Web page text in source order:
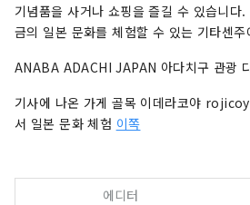
기념품을 사거나 쇼핑을 즐길 수 있습니다
금의 일본 문화를 체험할 수 있는 기타센
ANABA ADACHI JAPAN 아다치구 관광
기사에 나온 가게 골목 이데라코야
서 일본 문화 체험 이쪽
에디터